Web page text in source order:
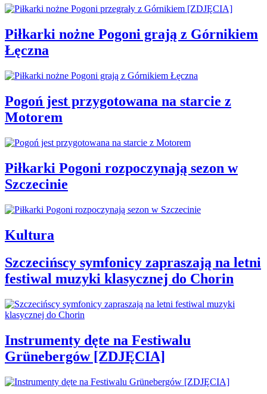
Piłkarki nożne Pogoni grają z Górnikiem
Łęczna
Pogoń jest przygotowana na starcie z
Motorem
Piłkarki Pogoni rozpoczynają sezon w
Szczecinie
Kultura
Szczecińscy symfonicy zapraszają na letni
festiwal muzyki klasycznej do Chorin
Instrumenty dęte na Festiwalu
Grünebergów [ZDJĘCIA]